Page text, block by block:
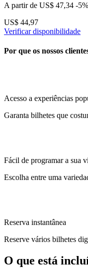
A partir de US$ 47,34 -5%
US$ 44,97
Verificar disponibilidade
Por que os nossos
Acesso a experiências
Garanta bilhetes que
Fácil de programar a sua
Escolha entre uma
Reserva instantânea
Reserve vários bilhetes
O que está